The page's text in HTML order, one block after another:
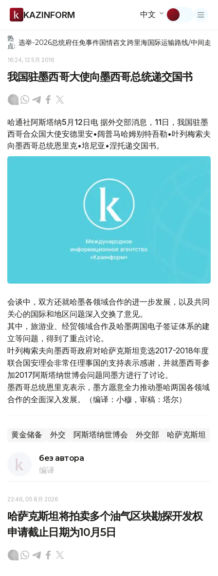
KAZINFORM 中文
热
点: 选举-2026总统府任免事件国情咨文跨里海国际运输路线/中间走廊
16:24, 12 5月 2016
我国驻墨西哥大使向墨西哥总统递交国书
哈通社阿斯塔纳5月12日电 据外交部消息，11日，我国驻墨
西哥合众国大使安德里安•阔普马哈姆别特吾勒•叶列梅索夫
向墨西哥总统恩里克•培尼亚•涅托递交国书。
会谈中，双方还就哈墨各领域合作的进一步发展，以及共同
关心的国际和地区问题深入交换了意见。
其中，旅游业、经贸领域合作及哈墨两国电子签证体系的建
立等问题，得到了重点讨论。
叶列梅索夫向墨西哥政府对哈萨克斯坦竞选2017-2018年度
联合国安理会非常任理事国的支持表示感谢，并就墨西哥参
加2017阿斯塔纳世博会问题同墨方进行了讨论。
墨西哥总统恩里克表示，墨方愿意全力推动墨哈两国各领域
合作的全面深入发展。（编译：小穆，审稿：塔尔）
黄金储备 外交 阿斯塔纳世博会 外交部 哈萨克斯坦
без автора
编译
22:46, 05 8月 2026
哈萨克斯坦将拍卖多个油气区块勘探开发权
申请截止日期为10月5日